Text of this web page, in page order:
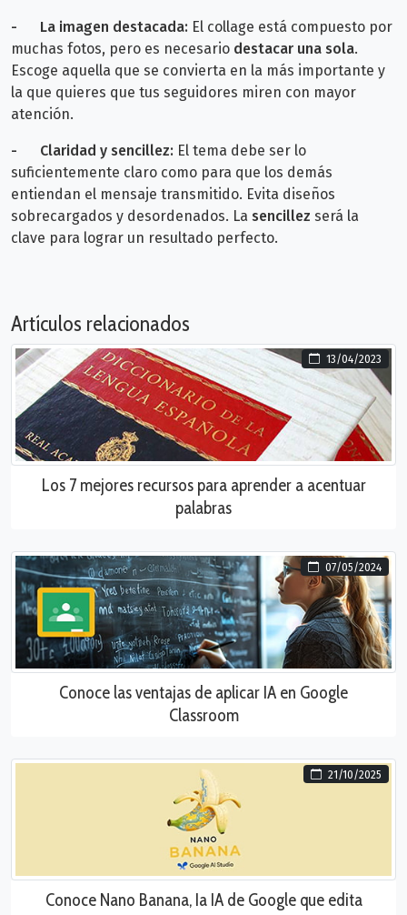
- La imagen destacada: El collage está compuesto por
muchas fotos, pero es necesario destacar una sola.
Escoge aquella que se convierta en la más importante y
la que quieres que tus seguidores miren con mayor
atención.
- Claridad y sencillez: El tema debe ser lo
suficientemente claro como para que los demás
entiendan el mensaje transmitido. Evita diseños
sobrecargados y desordenados. La sencillez será la
clave para lograr un resultado perfecto.
Artículos relacionados
13/04/2023
Los 7 mejores recursos para aprender a acentuar
palabras
07/05/2024
Conoce las ventajas de aplicar IA en Google
Classroom
21/10/2025
Conoce Nano Banana, Ia IA de Google que edita